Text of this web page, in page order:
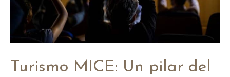
Turismo MICE: Un pilar del